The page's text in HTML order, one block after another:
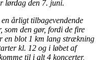
lørdag den 7. juni.
årligt tilbagevendende
som den gør, fordi de fire
en blot 1 km lang strækning
kl. 12 og i løbet af
til i alt 4 koncerter,